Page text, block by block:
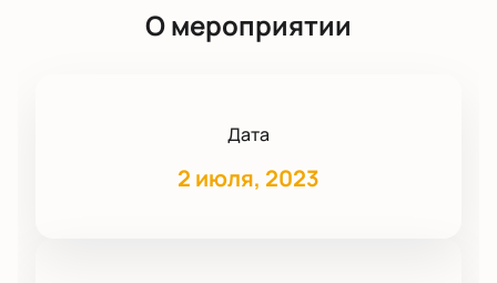
О мероприятии
Дата
2 июля, 2023